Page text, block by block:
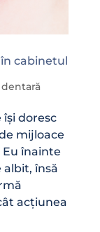
cabinetul
doresc
mijloace
înainte
însă
acțiunea